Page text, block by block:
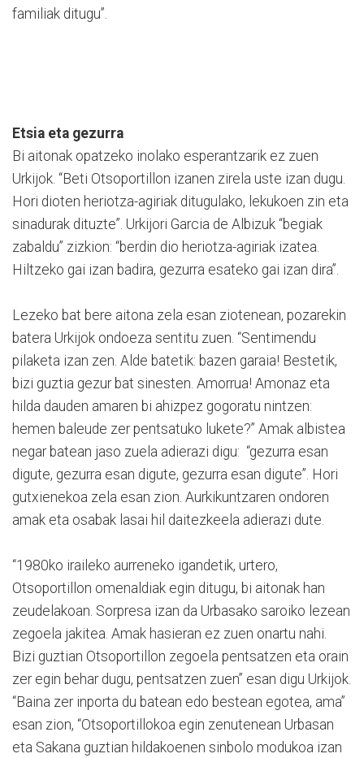
familiak ditugu”.
Etsia eta gezurra
Bi aitonak opatzeko inolako esperantzarik ez zuen
Urkijok. “Beti Otsoportillon izanen zirela uste izan dugu.
Hori dioten heriotza-agiriak ditugulako, lekukoen zin eta
sinadurak dituzte”. Urkijori Garcia de Albizuk “begiak
zabaldu” zizkion: “berdin dio heriotza-agiriak izatea.
Hiltzeko gai izan badira, gezurra esateko gai izan dira”.
Lezeko bat bere aitona zela esan ziotenean, pozarekin
batera Urkijok ondoeza sentitu zuen. “Sentimendu
pilaketa izan zen. Alde batetik: bazen garaia! Bestetik,
bizi guztia gezur bat sinesten. Amorrua! Amonaz eta
hilda dauden amaren bi ahizpez gogoratu nintzen:
hemen baleude zer pentsatuko lukete?” Amak albistea
negar batean jaso zuela adierazi digu: “gezurra esan
digute, gezurra esan digute, gezurra esan digute”. Hori
gutxienekoa zela esan zion. Aurkikuntzaren ondoren
amak eta osabak lasai hil daitezkeela adierazi dute.
“1980ko iraileko aurreneko igandetik, urtero,
Otsoportillon omenaldiak egin ditugu, bi aitonak han
zeudelakoan. Sorpresa izan da Urbasako saroiko lezean
zegoela jakitea. Amak hasieran ez zuen onartu nahi.
Bizi guztian Otsoportillon zegoela pentsatzen eta orain
zer egin behar dugu, pentsatzen zuen” esan digu Urkijok.
“Baina zer inporta du batean edo bestean egotea, ama”
esan zion, “Otsoportillokoa egin zenutenean Urbasan
eta Sakana guztian hildakoenen sinbolo modukoa izan